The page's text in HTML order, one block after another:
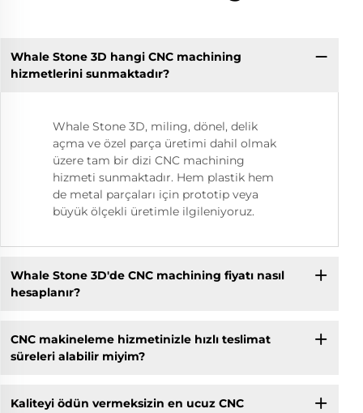
Whale Stone 3D hangi CNC machining
hizmetlerini sunmaktadır?
Whale Stone 3D, miling, dönel, delik
açma ve özel parça üretimi dahil olmak
üzere tam bir dizi CNC machining
hizmeti sunmaktadır. Hem plastik hem
de metal parçaları için prototip veya
büyük ölçekli üretimle ilgileniyoruz.
Whale Stone 3D'de CNC machining fiyatı nasıl
hesaplanır?
CNC makineleme hizmetinizle hızlı teslimat
süreleri alabilir miyim?
Kaliteyi ödün vermeksizin en ucuz CNC